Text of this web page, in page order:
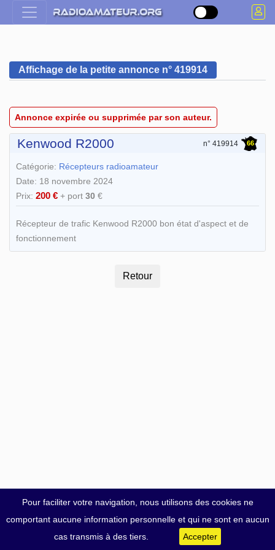
Pour faciliter votre navigation, nous utilisons des cookies ne
comportant aucune information personnelle et qui ne sont en aucun
cas transmis à des tiers.
Accepter
Affichage de la petite annonce n° 419914
Annonce expirée ou supprimée par son auteur.
Kenwood R2000 n° 419914 66
Catégorie: Récepteurs radioamateur
Date: 18 novembre 2024
Prix: 200 € + port 30€
Récepteur de trafic Kenwood R2000 bon état d'aspect et de
fonctionnement